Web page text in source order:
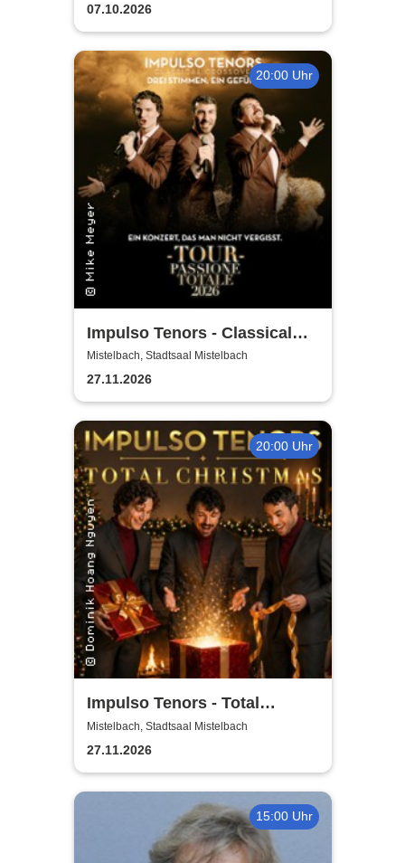
07.10.2026
20:00 Uhr
Impulso Tenors - Classical
Crossover
Mistelbach, Stadtsaal Mistelbach
27.11.2026
20:00 Uhr
Impulso Tenors - Total
Christmas
Mistelbach, Stadtsaal Mistelbach
27.11.2026
15:00 Uhr